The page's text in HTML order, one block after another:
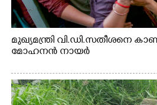
മുഖ്യമന്ത്രി വി.ഡി.സതീശനെ
മോഹനൻ നായർ